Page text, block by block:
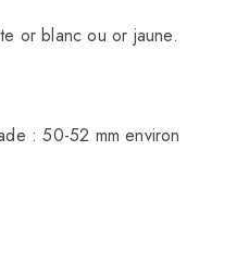
or blanc ou or jaune.
: 50-52 mm environ